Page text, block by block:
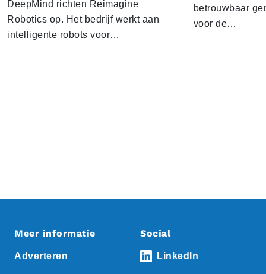
DeepMind richten Reimagine
Robotics op. Het bedrijf werkt aan
intelligente robots voor…
betrouwbaar
voor de…
Meer informatie
Adverteren
Social
LinkedIn